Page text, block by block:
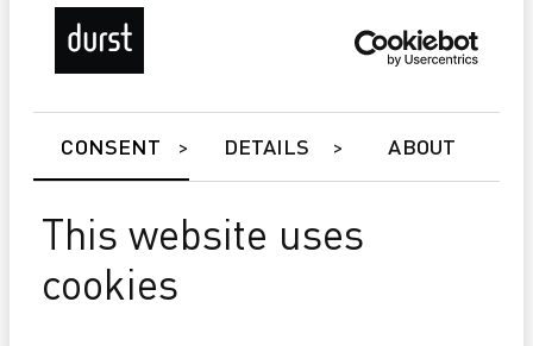
CONSENT DETAILS ABOUT
This website uses
cookies
P5 350/HS